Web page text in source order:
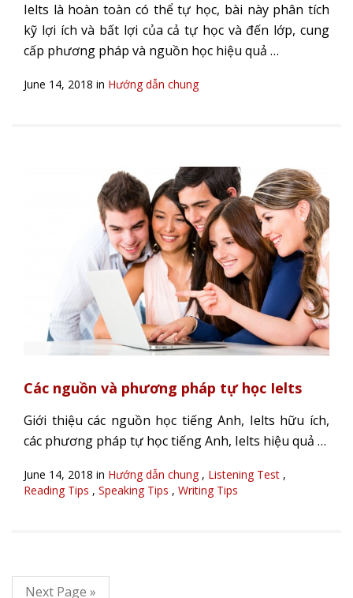
Ielts là hoàn toàn có thể tự học, bài này phân tích
kỹ lợi ích và bất lợi của cả tự học và đến lớp, cung
cấp phương pháp và nguồn học hiệu quả …
June 14, 2018 in Hướng dẫn chung
Các nguồn và phương pháp tự học Ielts
Giới thiệu các nguồn học tiếng Anh, Ielts hữu ích,
các phương pháp tự học tiếng Anh, Ielts hiệu quả …
June 14, 2018 in Hướng dẫn chung, Listening Test ,
Reading Tips , Speaking Tips , Writing Tips
Next Page »